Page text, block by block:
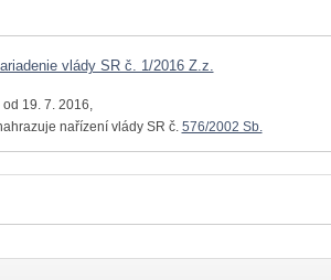
vlády SR č. 1/2016 Z.z.
19. 7. 2016,
nařízení vlády SR č. 576/2002 Sb.